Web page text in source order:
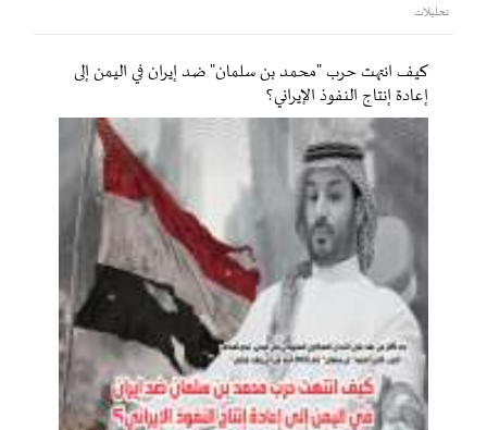
تحليلات
كيف انتهت حرب "محمد بن سلمان" ضد إيران في اليمن إلى
إعادة إنتاج النفوذ الإيراني؟